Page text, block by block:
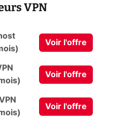
VPN
Voir l'offre
Voir l'offre
Voir l'offre